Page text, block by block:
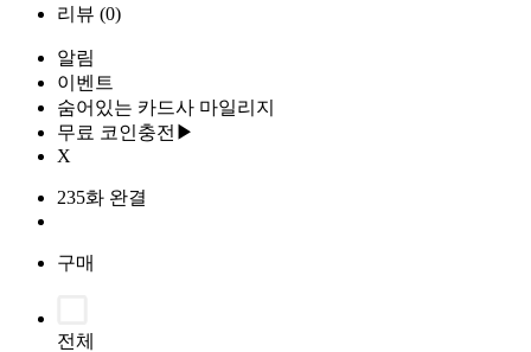
리뷰 (0)
알림
이벤트
숨어있는 카드사 마일리지
무료 코인충전▶
X
235화 완결
구매
전체